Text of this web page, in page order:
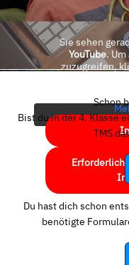
Sie sehen
YouTube.
zuzugreifen,
Schon
Bist du in der 4. Klasse
TMS
Du hast dich schon
benötigte